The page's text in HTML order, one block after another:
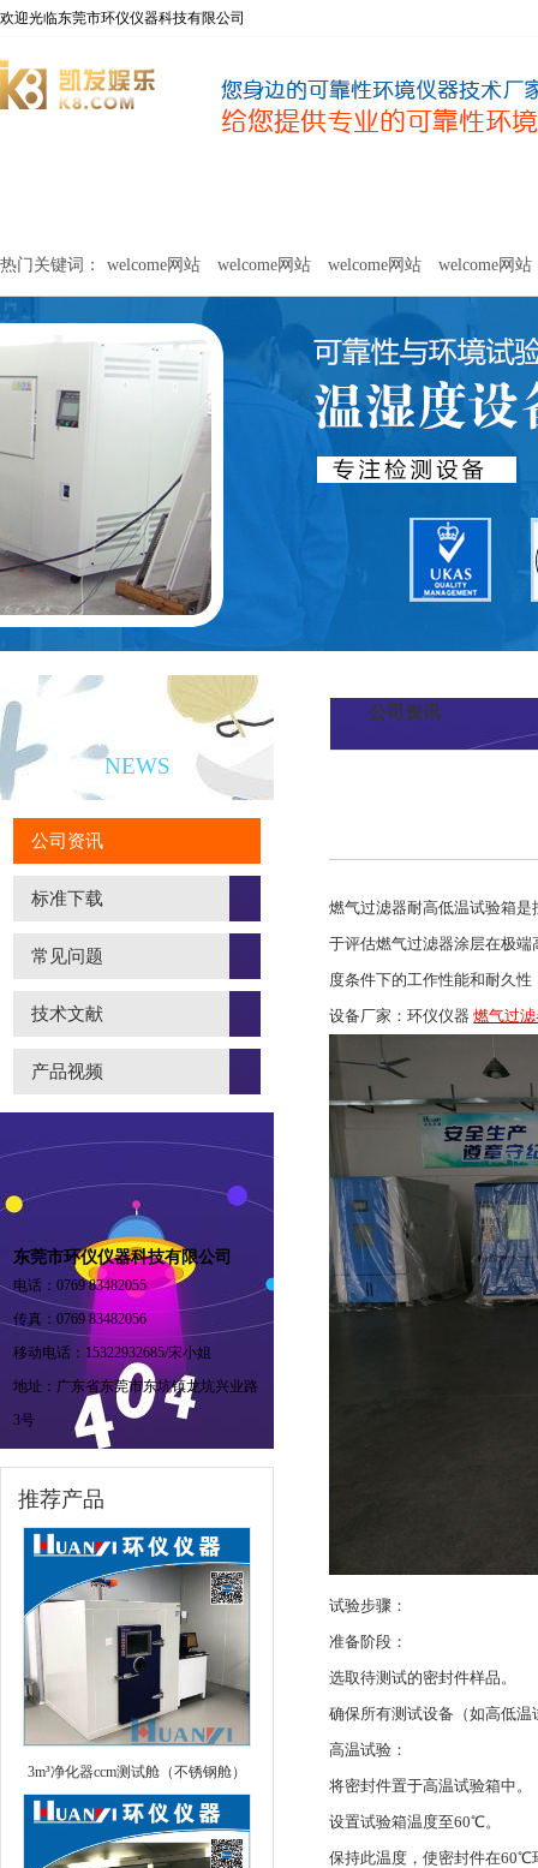
欢迎光临东莞市环仪仪器科技有限公司
关于环仪 联系环仪
热门关键词： welcome网站 welcome网站 welcome网站 welcome网站
网站 welcome网站
新闻资讯
NEWS
公司资讯
标准下载
常见问题
技术文献
产品视频
东莞市环仪仪器科技有限公司
电话：0769 83482055
传真：0769 83482056
移动电话：15322932685/宋小姐
地址：广东省东莞市东坑镇龙坑兴业路
3号
推荐产品
3m³净化器ccm测试舱（不锈钢舱）
公司资讯
燃气过滤器耐高低温试验箱
于评估燃气过滤器涂层在极
度条件下的工作性能和耐久
设备厂家：环仪仪器燃气过
试验步骤：
准备阶段：
选取待测试的密封件样品。
确保所有测试设备（如高低
高温试验：
将密封件置于高温试验箱中。
设置试验箱温度至60℃。
保持此温度，使密封件在60℃